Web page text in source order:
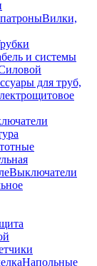
Вилки,
и системы
для труб,
Выключатели
Напольные